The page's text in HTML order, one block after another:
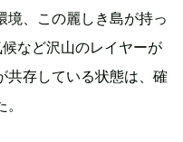
境、この麗しき島が持っ
など沢山のレイヤーが
共存している状態は、確